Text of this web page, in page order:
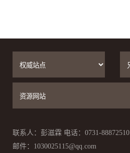
联系人：彭滋霖 电话：0731-88872510
邮件：1030025115@qq.com